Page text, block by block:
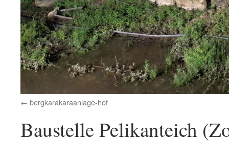
bergkarakaraanlage-hof
Baustelle Pelikanteich